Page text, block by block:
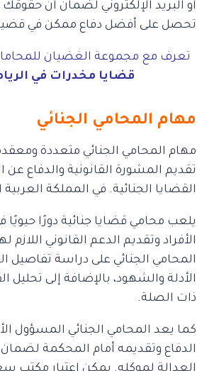
أو البريد الإلكتروني لضمان أن
تحصل على أفضل دفاع ممكن في
تعرف مع مجموعة الغضيان
قضايا مخدرات في
مهام المحامي الجنائي
مهام المحامي الجنائي متعددة
تقديم المشورة القانونية والدفاع عن
القضايا الجنائية. في المملكة
يلعب محامي قضايا جنائية دورًا
الأفراد وتقديم الدعم القانوني
المحامي الجنائي على دراسة تفاصيل
الأدلة والشهود، بالإضافة إلى تحليل
ذات الصلة.
كما يعد المحامي الجنائي المسؤول
الدفاع وتقديمه أمام المحكمة